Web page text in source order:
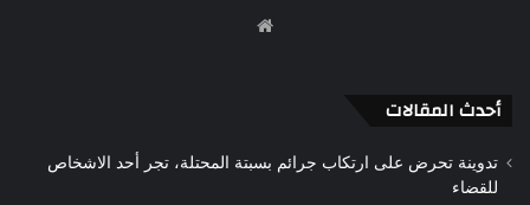
أحدث المقالات
تدوينة تحرض على ارتكاب جرائم بسبتة المحتلة، تجر أحد الاشخاص
للقضاء